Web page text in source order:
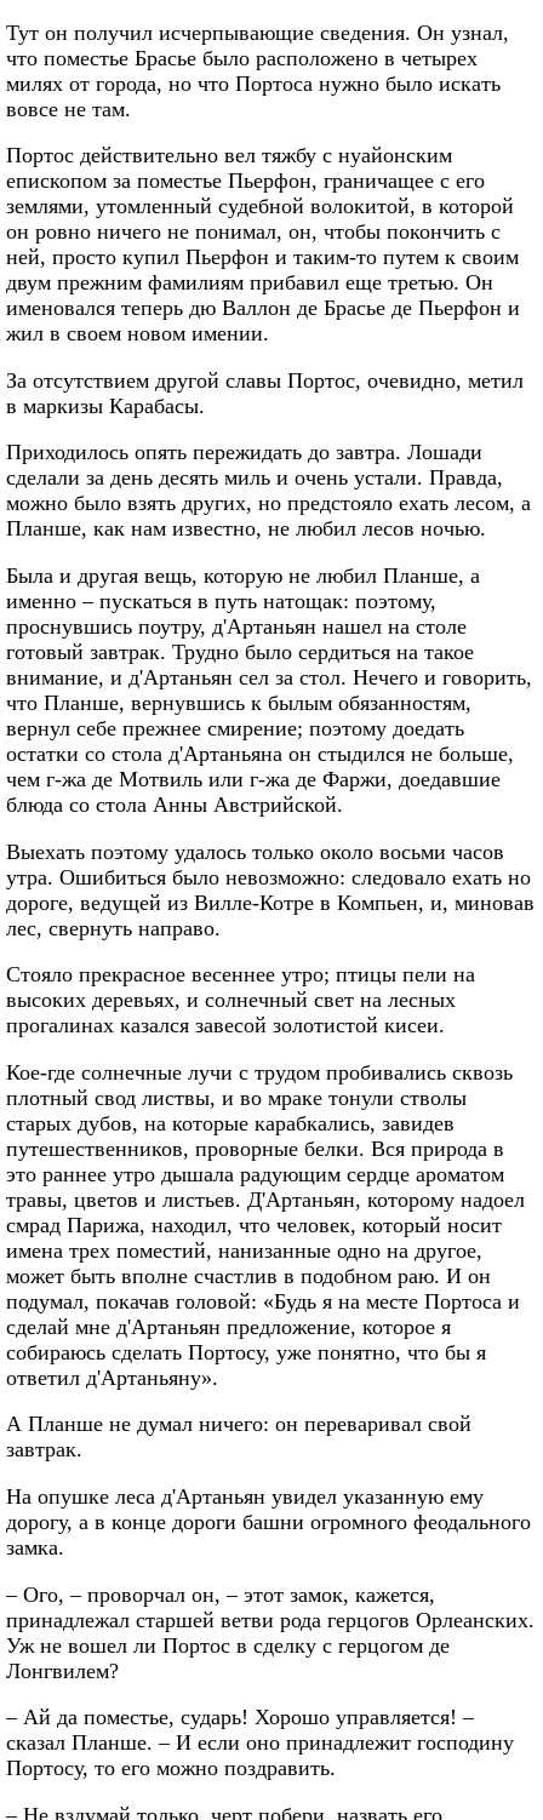
Тут он получил исчерпывающие сведения. Он узнал,
что поместье Брасье было расположено в четырех
милях от города, но что Портоса нужно было искать
вовсе не там.
Портос действительно вел тяжбу с нуайонским
епископом за поместье Пьерфон, граничащее с его
землями, утомленный судебной волокитой, в которой
он ровно ничего не понимал, он, чтобы покончить с
ней, просто купил Пьерфон и таким-то путем к своим
двум прежним фамилиям прибавил еще третью. Он
именовался теперь дю Валлон де Брасье де Пьерфон и
жил в своем новом имении.
За отсутствием другой славы Портос, очевидно, метил
в маркизы Карабасы.
Приходилось опять пережидать до завтра. Лошади
сделали за день десять миль и очень устали. Правда,
можно было взять других, но предстояло ехать лесом, а
Планше, как нам известно, не любил лесов ночью.
Была и другая вещь, которую не любил Планше, а
именно – пускаться в путь натощак: поэтому,
проснувшись поутру, д'Артаньян нашел на столе
готовый завтрак. Трудно было сердиться на такое
внимание, и д'Артаньян сел за стол. Нечего и говорить,
что Планше, вернувшись к былым обязанностям,
вернул себе прежнее смирение; поэтому доедать
остатки со стола д'Артаньяна он стыдился не больше,
чем г-жа де Мотвиль или г-жа де Фаржи, доедавшие
блюда со стола Анны Австрийской.
Выехать поэтому удалось только около восьми часов
утра. Ошибиться было невозможно: следовало ехать но
дороге, ведущей из Вилле-Котре в Компьен, и, миновав
лес, свернуть направо.
Стояло прекрасное весеннее утро; птицы пели на
высоких деревьях, и солнечный свет на лесных
прогалинах казался завесой золотистой кисеи.
Кое-где солнечные лучи с трудом пробивались сквозь
плотный свод листвы, и во мраке тонули стволы
старых дубов, на которые карабкались, завидев
путешественников, проворные белки. Вся природа в
это раннее утро дышала радующим сердце ароматом
травы, цветов и листьев. Д'Артаньян, которому надоел
смрад Парижа, находил, что человек, который носит
имена трех поместий, нанизанные одно на другое,
может быть вполне счастлив в подобном раю. И он
подумал, покачав головой: «Будь я на месте Портоса и
сделай мне д'Артаньян предложение, которое я
собираюсь сделать Портосу, уже понятно, что бы я
ответил д'Артаньяну».
А Планше не думал ничего: он переваривал свой
завтрак.
На опушке леса д'Артаньян увидел указанную ему
дорогу, а в конце дороги башни огромного феодального
замка.
– Ого, – проворчал он, – этот замок, кажется,
принадлежал старшей ветви рода герцогов Орлеанских.
Уж не вошел ли Портос в сделку с герцогом де
Лонгвилем?
– Ай да поместье, сударь! Хорошо управляется! –
сказал Планше. – И если оно принадлежит господину
Портосу, то его можно поздравить.
– Не вздумай только, черт побери, назвать его